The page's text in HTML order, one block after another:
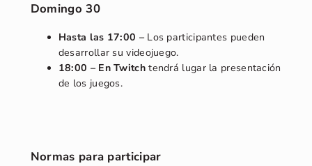
Domingo 30
Hasta las 17:00 –Los participantes pueden
desarrollar su videojuego.
18:00 – En Twitchtendrá lugar la presentación
de los juegos.
Normas para participar